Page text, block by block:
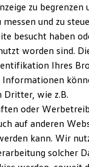
Updates
zu begrenzen
und zu
besucht haben
worden sind.
Ihres
Informationen
Dritter, wie z.B.
oder
auf anderen
kann. Wir
solcher